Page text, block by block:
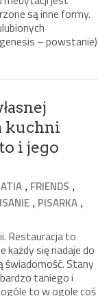
są inne formy.
– powstanie)
kuchni
i jego
, FRIENDS ,
, PISARKA ,
Restauracja to
każdy się nadaje do
świadomość. Stany
taniego i
to w ogole coś